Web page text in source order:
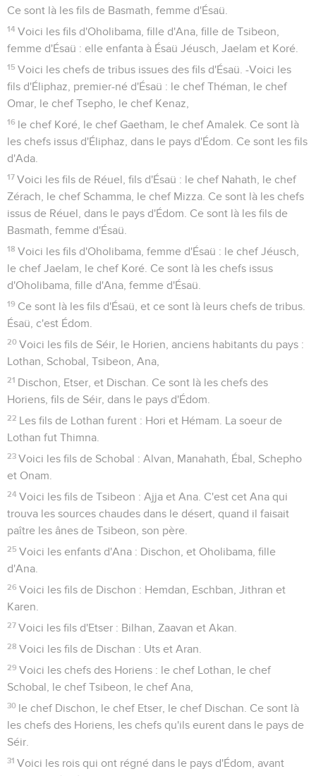
Ce sont là les fils de Basmath, femme d'Ésaü.
14 Voici les fils d'Oholibama, fille d'Ana, fille de Tsibeon,
femme d'Ésaü : elle enfanta à Ésaü Jéusch, Jaelam et Koré.
15 Voici les chefs de tribus issues des fils d'Ésaü. -Voici les
fils d'Éliphaz, premier-né d'Ésaü : le chef Théman, le chef
Omar, le chef Tsepho, le chef Kenaz,
16 le chef Koré, le chef Gaetham, le chef Amalek. Ce sont là
les chefs issus d'Éliphaz, dans le pays d'Édom. Ce sont les fils
d'Ada.
17 Voici les fils de Réuel, fils d'Ésaü : le chef Nahath, le chef
Zérach, le chef Schamma, le chef Mizza. Ce sont là les chefs
issus de Réuel, dans le pays d'Édom. Ce sont là les fils de
Basmath, femme d'Ésaü.
18 Voici les fils d'Oholibama, femme d'Ésaü : le chef Jéusch,
le chef Jaelam, le chef Koré. Ce sont là les chefs issus
d'Oholibama, fille d'Ana, femme d'Ésaü.
19 Ce sont là les fils d'Ésaü, et ce sont là leurs chefs de tribus.
Ésaü, c'est Édom.
20 Voici les fils de Séir, le Horien, anciens habitants du pays :
Lothan, Schobal, Tsibeon, Ana,
21 Dischon, Etser, et Dischan. Ce sont là les chefs des
Horiens, fils de Séir, dans le pays d'Édom.
22 Les fils de Lothan furent : Hori et Hémam. La soeur de
Lothan fut Thimna.
23 Voici les fils de Schobal : Alvan, Manahath, Ébal, Schepho
et Onam.
24 Voici les fils de Tsibeon : Ajja et Ana. C'est cet Ana qui
trouva les sources chaudes dans le désert, quand il faisait
paître les ânes de Tsibeon, son père.
25 Voici les enfants d'Ana : Dischon, et Oholibama, fille
d'Ana.
26 Voici les fils de Dischon : Hemdan, Eschban, Jithran et
Karen.
27 Voici les fils d'Etser : Bilhan, Zaavan et Akan.
28 Voici les fils de Dischan : Uts et Aran.
29 Voici les chefs des Horiens : le chef Lothan, le chef
Schobal, le chef Tsibeon, le chef Ana,
30 le chef Dischon, le chef Etser, le chef Dischan. Ce sont là
les chefs des Horiens, les chefs qu'ils eurent dans le pays de
Séir.
31 Voici les rois qui ont régné dans le pays d'Édom, avant